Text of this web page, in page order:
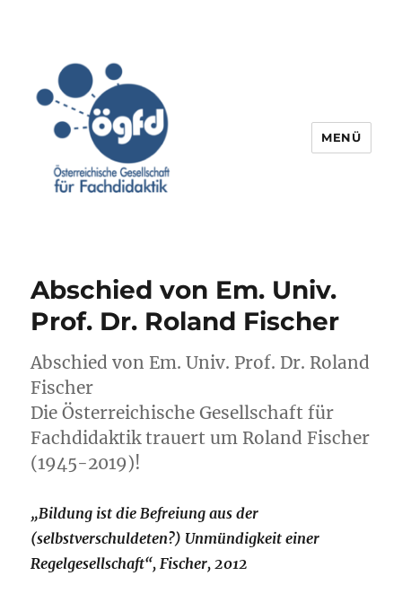
MENÜ
Abschied von Em. Univ.
Prof. Dr. Roland Fischer
Abschied von Em. Univ. Prof. Dr. Roland
Fischer
Die Österreichische Gesellschaft für
Fachdidaktik trauert um Roland Fischer
(1945-2019)!
„Bildung ist die Befreiung aus der
(selbstverschuldeten?) Unmündigkeit einer
Regelgesellschaft“, Fischer, 2012